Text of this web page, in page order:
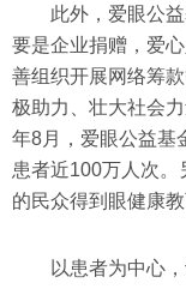
此外，爱眼公
要是企业捐赠，爱
善组织开展网络筹
极助力、壮大社会
年8月，爱眼公益基
患者近100万人次
的民众得到眼健康教
以患者为中心